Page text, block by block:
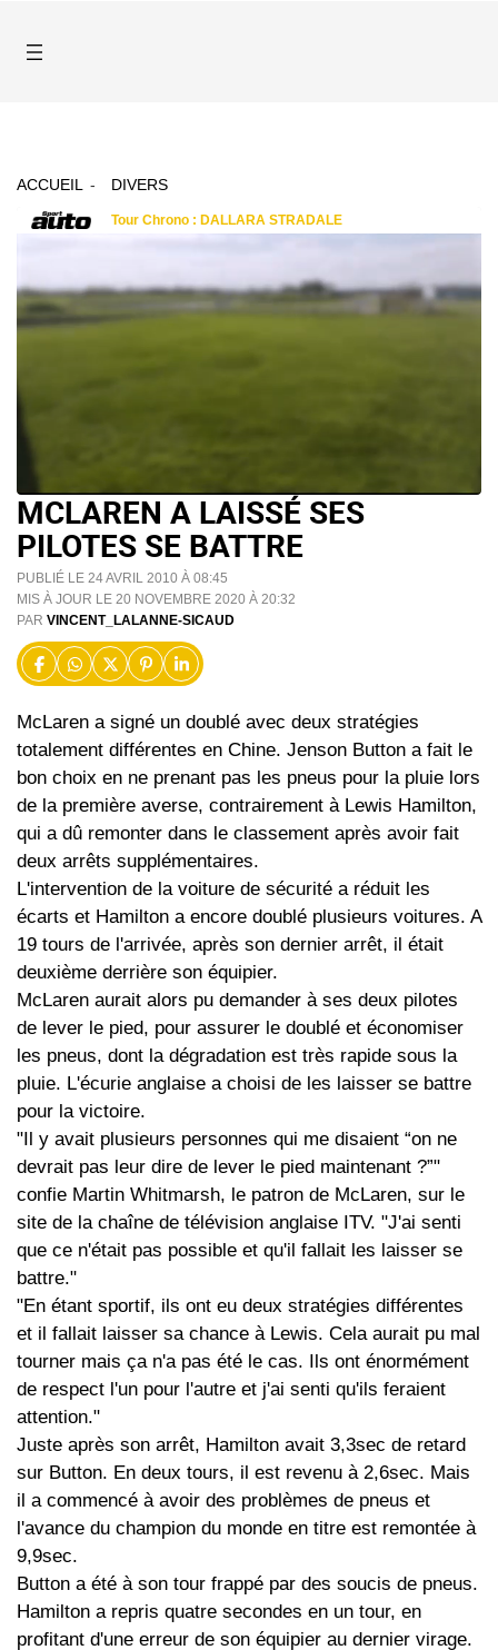
ACCUEIL DIVERS
MCLAREN A LAISSÉ SES
PILOTES SE BATTRE
PUBLIÉ LE 24 AVRIL 2010 À 08:45
MIS À JOUR LE 20 NOVEMBRE 2020 À 20:32
PAR VINCENT_LALANNE-SICAUD
McLaren a signé un doublé avec deux stratégies
totalement différentes en Chine. Jenson Button a fait le
bon choix en ne prenant pas les pneus pour la pluie lors
de la première averse, contrairement à Lewis Hamilton,
qui a dû remonter dans le classement après avoir fait
deux arrêts supplémentaires.
L'intervention de la voiture de sécurité a réduit les
écarts et Hamilton a encore doublé plusieurs voitures. A
19 tours de l'arrivée, après son dernier arrêt, il était
deuxième derrière son équipier.
McLaren aurait alors pu demander à ses deux pilotes
de lever le pied, pour assurer le doublé et économiser
les pneus, dont la dégradation est très rapide sous la
pluie. L'écurie anglaise a choisi de les laisser se battre
pour la victoire.
"Il y avait plusieurs personnes qui me disaient “on ne
devrait pas leur dire de lever le pied maintenant ?”"
confie Martin Whitmarsh, le patron de McLaren, sur le
site de la chaîne de télévision anglaise ITV. "J'ai senti
que ce n'était pas possible et qu'il fallait les laisser se
battre."
"En étant sportif, ils ont eu deux stratégies différentes
et il fallait laisser sa chance à Lewis. Cela aurait pu mal
tourner mais ça n'a pas été le cas. Ils ont énormément
de respect l'un pour l'autre et j'ai senti qu'ils feraient
attention."
Juste après son arrêt, Hamilton avait 3,3sec de retard
sur Button. En deux tours, il est revenu à 2,6sec. Mais
il a commencé à avoir des problèmes de pneus et
l'avance du champion du monde en titre est remontée à
9,9sec.
Button a été à son tour frappé par des soucis de pneus.
Hamilton a repris quatre secondes en un tour, en
profitant d'une erreur de son équipier au dernier virage.